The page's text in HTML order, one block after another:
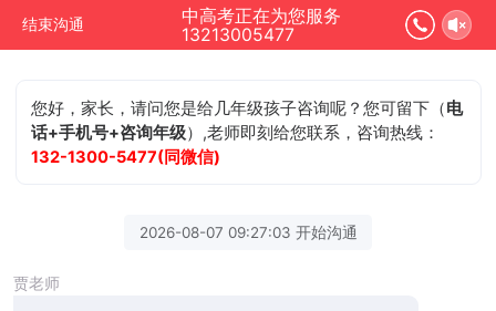
结束沟通
中高考正在为您服务
13213005477
您好，家长，请问您是给几年级孩子咨询呢？您可留下（电
话+手机号+咨询年级）,老师即刻给您联系，咨询热线：
132-1300-5477(同微信)
2026-08-07 09:27:03 开始沟通
贾老师